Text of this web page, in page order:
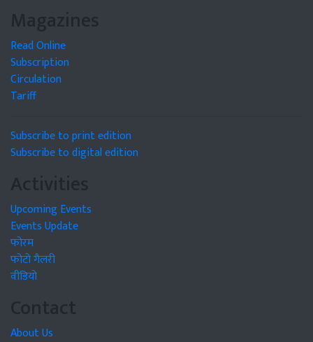
Magazines
Read Online
Subscription
Circulation
Tariff
Subscribe to print edition
Subscribe to digital edition
Activities
Upcoming Events
Events Update
फोरम
फोटो गैलरी
वीडियो
Contact
About Us